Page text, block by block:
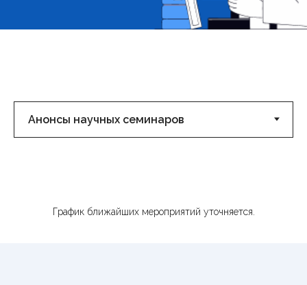
График ближайших мероприятий уточняется.